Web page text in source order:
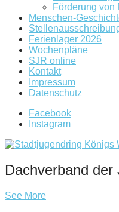
Förderung von
Menschen-
Ferienlager 2026
Wochenpläne
SJR online
Kontakt
Impressum
Datenschutz
Facebook
Instagram
Dachverband
See More